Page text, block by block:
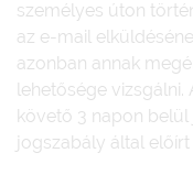
személyes úton
az e-mail
azonban annak
lehetősége
követő 3 napon belül
jogszabály által